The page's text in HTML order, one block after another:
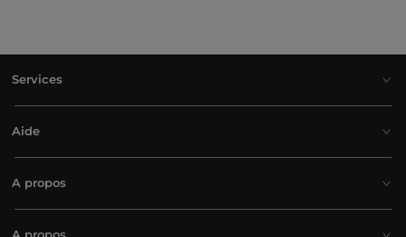
Services
Aide
A propos
A propos